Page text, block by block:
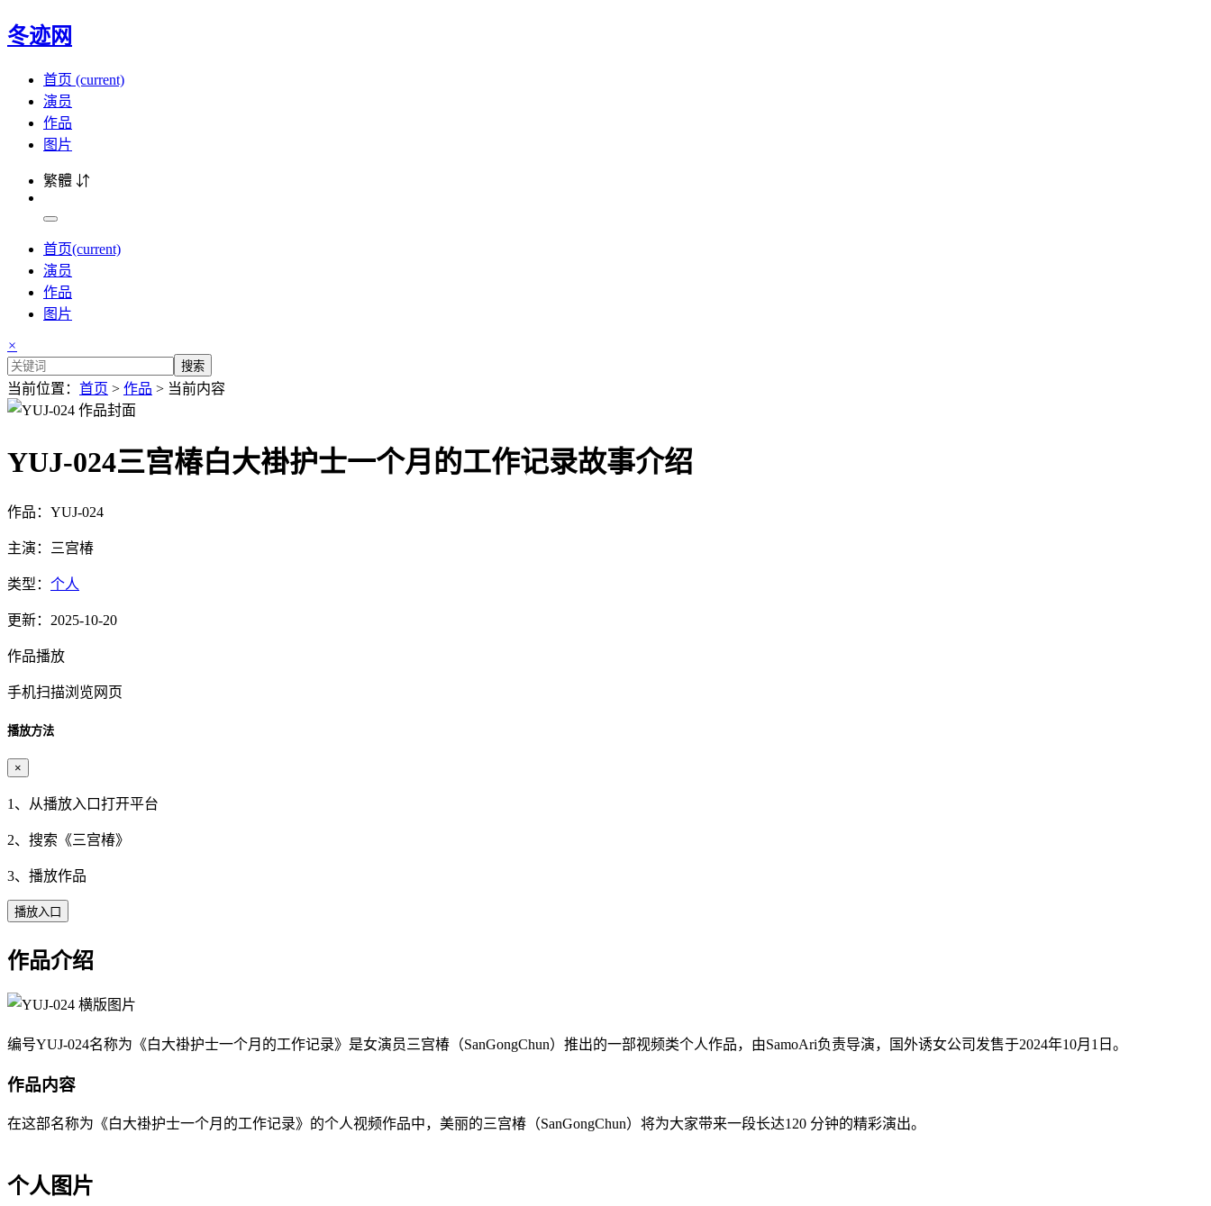
冬迹网
首页 (current)
演员
作品
图片
繁體 ⇵
首页(current)
演员
作品
图片
×
搜索
当前位置： 首页 > 作品 > 当前内容
YUJ-024三宫椿白大褂护士一个月的工作记录故事介绍
作品：YUJ-024
主演：三宫椿
类型： 个人
更新：2025-10-20
作品播放
手机扫描浏览网页
播放方法
×
1、从播放入口打开平台
2、搜索《三宫椿》
3、播放作品
播放入口
作品介绍
编号YUJ-024名称为《白大褂护士一个月的工作记录》是女演员三宫椿（SanGongChun）推出的一部视频类个人作品，由SamoAri负责导演，国外诱女公司发售于2024年10月1日。
作品内容
在这部名称为《白大褂护士一个月的工作记录》的个人视频作品中，美丽的三宫椿（SanGongChun）将为大家带来一段长达120 分钟的精彩演出。
个人图片